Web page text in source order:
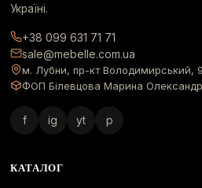
Україні.
+38 099 631 71 71
sale@mebelle.com.ua
м. Лубни, пр-кт Володимирський,
ФОП Білевцова Марина
f ig yt p
КАТАЛОГ